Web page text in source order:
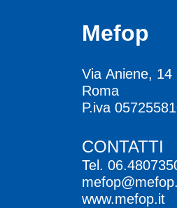
Mefop
Via Aniene, 14
Roma
P.iva
CONTATTI
Tel.
www.mefop.it